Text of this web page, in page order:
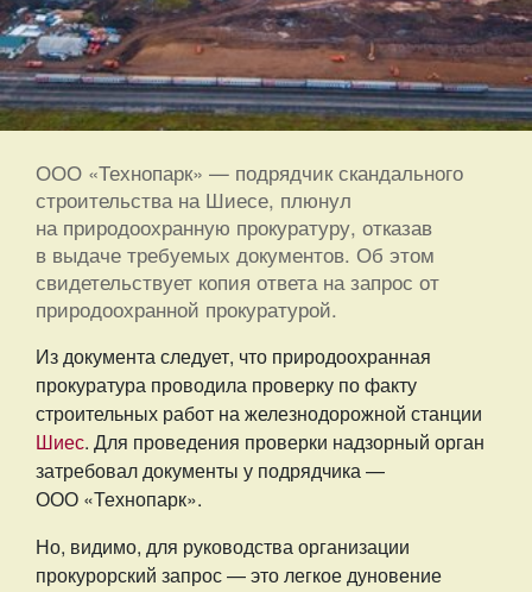
ООО «Технопарк» — подрядчик скандального
строительства на Шиесе, плюнул
на природоохранную прокуратуру, отказав
в выдаче требуемых документов. Об этом
свидетельствует копия ответа на запрос от
природоохранной прокуратурой.
Из документа следует, что природоохранная
прокуратура проводила проверку по факту
строительных работ на железнодорожной станции
Шиес. Для проведения проверки надзорный орган
затребовал документы у подрядчика —
ООО «Технопарк».
Но, видимо, для руководства организации
прокурорский запрос — это легкое дуновение